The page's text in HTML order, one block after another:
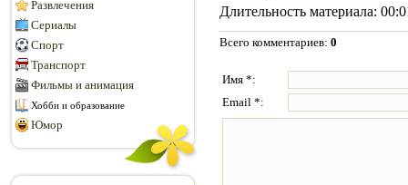
Развлечения
Сериалы
Спорт
Транспорт
Фильмы и анимация
Хобби и образование
Юмор
Длительность материала:
Всего комментариев: 0
Имя *:
Email *: